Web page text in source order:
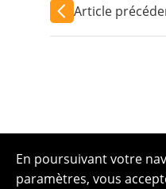
Article
En poursuivant votre
paramètres, vous